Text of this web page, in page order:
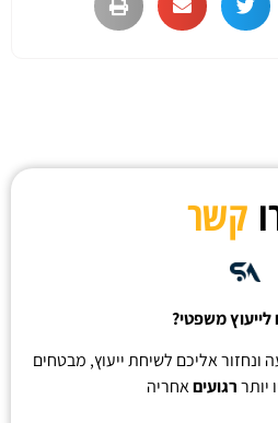
קשר
לייעוץ משפטי?
ונחזור אליכם לשיחת ייעוץ, מבטחים
יותררגועיםאחריה